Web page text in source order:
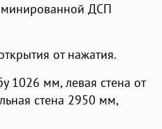
ДСП
от нажатия.
1026 мм, левая стена от
стена 2950 мм,